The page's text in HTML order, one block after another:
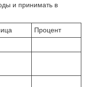
и принимать в
Процент